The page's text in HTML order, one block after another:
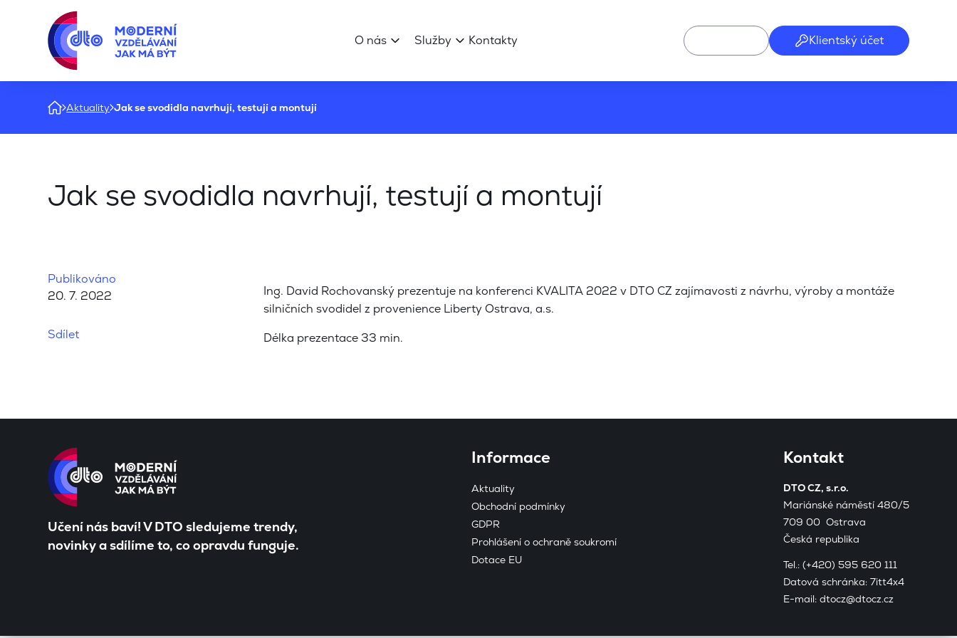
O nás Služby Kontakty Klientský účet
Aktuality Jak se svodidla navrhují, testují a montují
Jak se svodidla navrhují, testují a montují
Publikováno
20. 7. 2022
Sdílet
Ing. David Rochovanský prezentuje na konferenci KVALITA 2022 v DTO CZ zajímavosti z návrhu, výroby a montáže
silničních svodidel z provenience Liberty Ostrava, a.s.
Délka prezentace 33 min.
Učení nás baví! V DTO sledujeme trendy,
novinky a sdílíme to, co opravdu funguje.
Informace
Aktuality
Obchodní podmínky
GDPR
Prohlášení o ochraně soukromí
Dotace EU
Kontakt
DTO CZ, s.r.o.
Mariánské náměstí 480/5
709 00 Ostrava
Česká republika
Tel.: (+420) 595 620 111
Datová schránka: 7itt4x4
E-mail: dtocz@dtocz.cz